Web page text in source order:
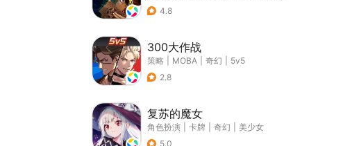
4.8
300大作战
策略 MOBA 奇幻
5v5
2.8
复苏的魔女
角色扮演 卡牌 奇幻
美少女
5.0